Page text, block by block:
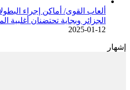
الجزائر وبجاية تحتضنان أغلبية
2025-01-12
إشهار